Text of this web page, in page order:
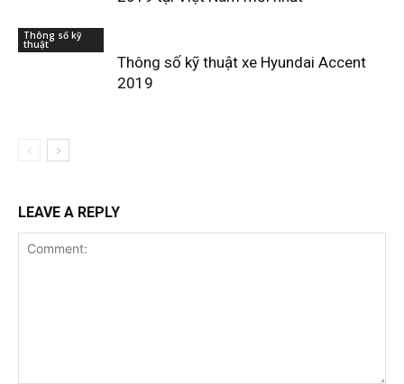
Thông số kỹ
thuật
Thông số kỹ thuật xe Hyundai Accent
2019
LEAVE A REPLY